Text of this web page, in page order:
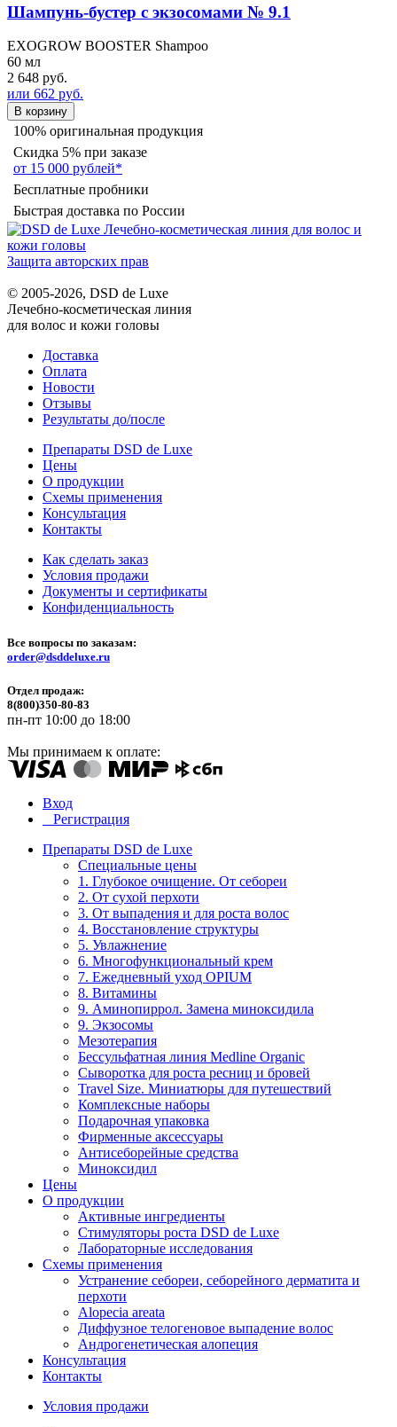
Шампунь-бустер с экзосомами № 9.1
EXOGROW BOOSTER Shampoo
60 мл
2 648 руб.
или 662 руб.
В корзину
100% оригинальная продукция
Скидка 5% при заказе
от 15 000 рублей*
Бесплатные пробники
Быстрая доставка по России
Защита авторских прав
© 2005-2026, DSD de Luxe
Лечебно-косметическая линия
для волос и кожи головы
Доставка
Оплата
Новости
Отзывы
Результаты до/после
Препараты DSD de Luxe
Цены
О продукции
Схемы применения
Консультация
Контакты
Как сделать заказ
Условия продажи
Документы и сертификаты
Конфиденциальность
Все вопросы по заказам:
order@dsddeluxe.ru
Отдел продаж:
8(800)350-80-83
пн-пт 10:00 до 18:00
Мы принимаем к оплате:
Вход
Регистрация
Препараты DSD de Luxe
Специальные цены
1. Глубокое очищение. От себореи
2. От сухой перхоти
3. От выпадения и для роста волос
4. Восстановление структуры
5. Увлажнение
6. Многофункциональный крем
7. Ежедневный уход OPIUM
8. Витамины
9. Аминопиррол. Замена миноксидила
9. Экзосомы
Мезотерапия
Бессульфатная линия Medline Organic
Сыворотка для роста ресниц и бровей
Travel Size. Миниатюры для путешествий
Комплексные наборы
Подарочная упаковка
Фирменные аксессуары
Антисеборейные средства
Миноксидил
Цены
О продукции
Активные ингредиенты
Стимуляторы роста DSD de Luxe
Лабораторные исследования
Схемы применения
Устранение себореи, себорейного дерматита и
перхоти
Alopecia areata
Диффузное телогеновое выпадение волос
Андрогенетическая алопеция
Консультация
Контакты
Условия продажи